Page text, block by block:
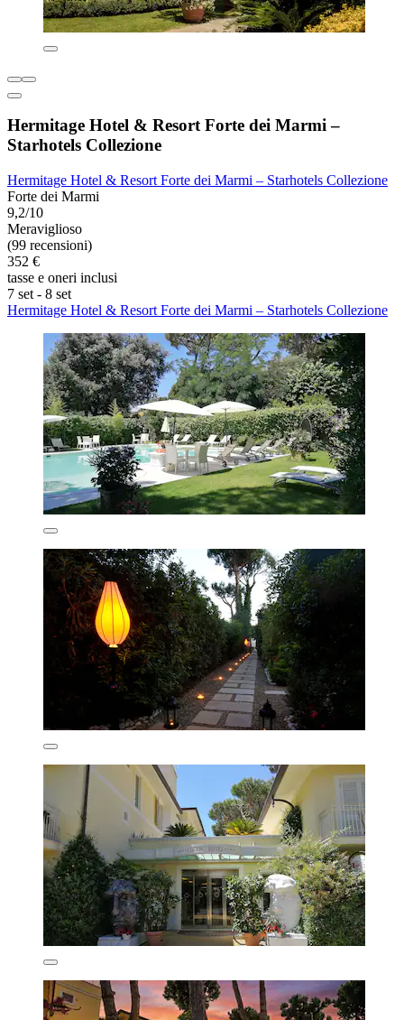
Hermitage Hotel & Resort Forte dei Marmi –
Starhotels Collezione
Hermitage Hotel & Resort Forte dei Marmi – Starhotels Collezione
Forte dei Marmi
9,2/10
Meraviglioso
(99 recensioni)
352 €
tasse e oneri inclusi
7 set - 8 set
Hermitage Hotel & Resort Forte dei Marmi – Starhotels Collezione